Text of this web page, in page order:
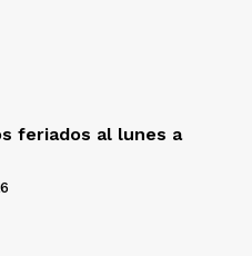
feriados al lunes a